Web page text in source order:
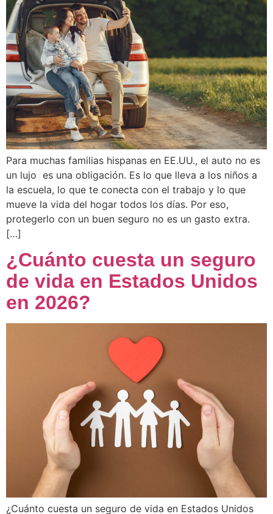
Para muchas familias hispanas en EE.UU., el auto no es
un lujo es una obligación. Es lo que lleva a los niños a
la escuela, lo que te conecta con el trabajo y lo que
mueve la vida del hogar todos los días. Por eso,
protegerlo con un buen seguro no es un gasto extra.
[…]
¿Cuánto cuesta un seguro
de vida en Estados Unidos
en 2026?
¿Cuánto cuesta un seguro de vida en Estados Unidos